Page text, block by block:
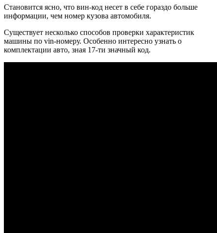
Становится ясно, что вин-код несет в себе гораздо больше
информации, чем номер кузова автомобиля.
Существует несколько способов проверки характеристик
машины по vin-номеру. Особенно интересно узнать о
комплектации авто, зная 17-ти значный код.